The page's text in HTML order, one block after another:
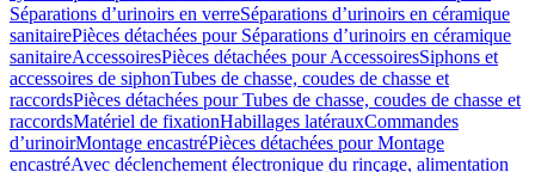
Séparations d’urinoirs en verreSéparations d’urinoirs en céramique
sanitairePièces détachées pour Séparations d’urinoirs en céramique
sanitaireAccessoiresPièces détachées pour AccessoiresSiphons et
accessoires de siphonTubes de chasse, coudes de chasse et
raccordsPièces détachées pour Tubes de chasse, coudes de chasse et
raccordsMatériel de fixationHabillages latérauxCommandes
dʼurinoirMontage encastréPièces détachées pour Montage
encastréAvec déclenchement électronique du rinçage, alimentation